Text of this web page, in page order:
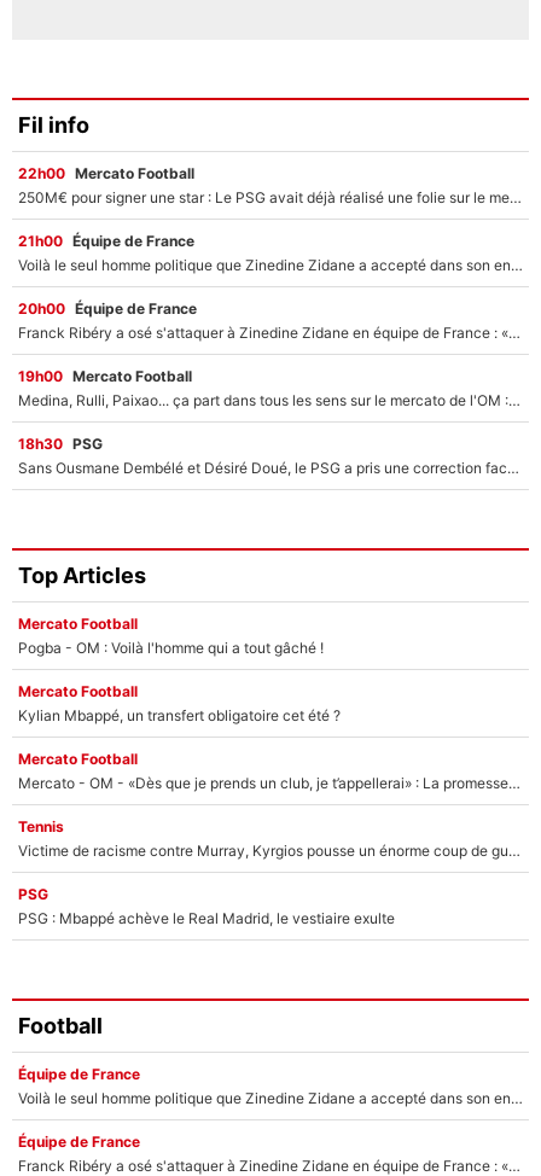
Fil info
22h00 Mercato Football
250M€ pour signer une star : Le PSG avait déjà réalisé une folie sur le mercato bien avant Neymar !
21h00 Équipe de France
Voilà le seul homme politique que Zinedine Zidane a accepté dans son entourage : «Je garde un très bon souvenir de lui»
20h00 Équipe de France
Franck Ribéry a osé s'attaquer à Zinedine Zidane en équipe de France : «Je n'aurais jamais fait ça»
19h00 Mercato Football
Medina, Rulli, Paixao... ça part dans tous les sens sur le mercato de l'OM : Frank McCourt va enfin récupérer l'argent qu'il attend ?
18h30 PSG
Sans Ousmane Dembélé et Désiré Doué, le PSG a pris une correction face à Majorque : Luis Enrique attend avec impatience des renforts !
Top Articles
Mercato Football
Pogba - OM : Voilà l'homme qui a tout gâché !
Mercato Football
Kylian Mbappé, un transfert obligatoire cet été ?
Mercato Football
Mercato - OM - «Dès que je prends un club, je t’appellerai» : La promesse de Marcelino au moment de claquer la porte
Tennis
Victime de racisme contre Murray, Kyrgios pousse un énorme coup de gueule !
PSG
PSG : Mbappé achève le Real Madrid, le vestiaire exulte
Football
Équipe de France
Voilà le seul homme politique que Zinedine Zidane a accepté dans son entourage : «Je garde un très bon souvenir de lui»
Équipe de France
Franck Ribéry a osé s'attaquer à Zinedine Zidane en équipe de France : «Je n'aurais jamais fait ça»